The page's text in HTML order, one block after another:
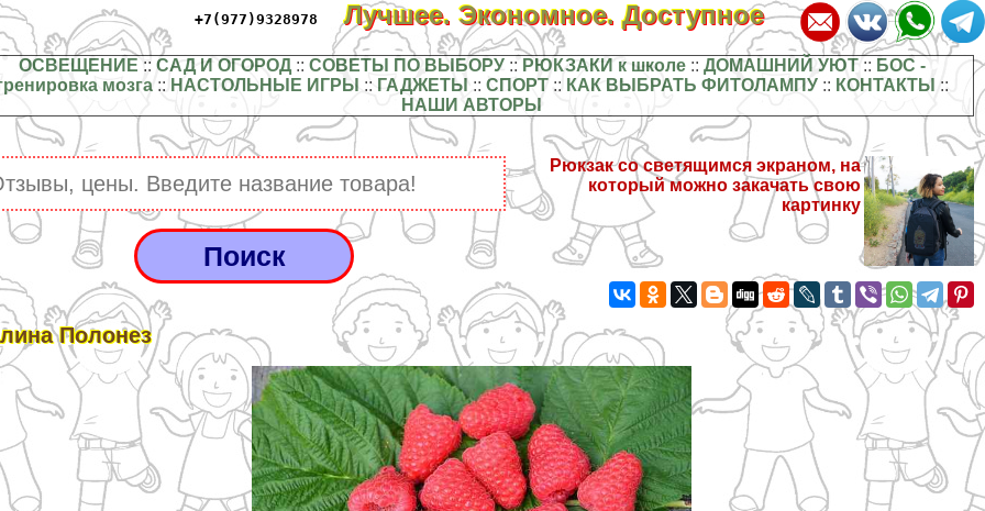
+7(977)9328978 Лучшее. Экономное. Доступное
ОСВЕЩЕНИЕ :: САД И ОГОРОД:: СОВЕТЫ ПО ВЫБОРУ:: РЮКЗАКИ к школе:: ДОМАШНИЙ УЮТ:: БОС -
мозга :: НАСТОЛЬНЫЕ ИГРЫ :: ГАДЖЕТЫ ::СПОРТ :: КАК ВЫБРАТЬ ФИТОЛАМПУ :: КОНТАКТЫ ::
НАШИ АВТОРЫ
Рюкзак со светящимся экраном, на
который можно закачать свою
картинку
Полонез